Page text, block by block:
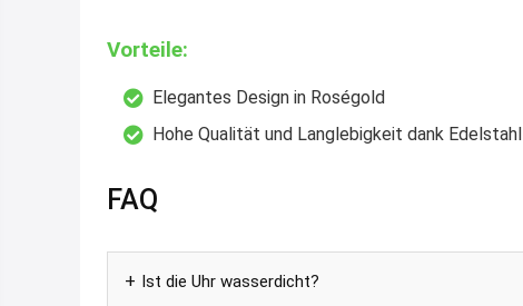
Vorteile:
Elegantes Design in Roségold
Hohe Qualität und Langlebigkeit dank Edelstahl
FAQ
Ist die Uhr wasserdicht?